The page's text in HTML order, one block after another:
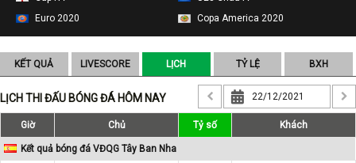
Euro 2020
Copa America 2020
KẾT QUẢ LIVESCORE LỊCH TỶ LỆ BXH
LỊCH THI ĐẤU BÓNG ĐÁ HÔM NAY
Giờ Chủ Tỷ số Khách
Kết quả bóng đá VĐQG Tây Ban Nha